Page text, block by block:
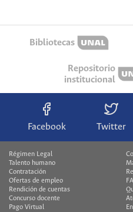
Bibliotecas
Repositorio
institucional
Facebook Twitter
Régimen Legal
Talento humano
Contratación
Ofertas de empleo
Rendición de cuentas
Concurso docente
Pago Virtual